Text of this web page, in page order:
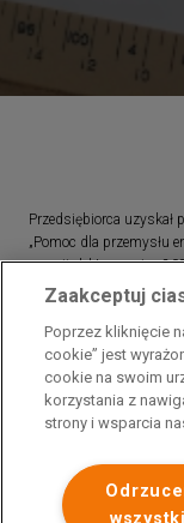
Przedsiębiorca uzyskał
„Pomoc dla przemysłu
energii elektrycznej w
programu rządowego
związana z nagłymi
2022 r.”
Zaakceptuj
Poprzez kliknięcie
cookie” jest
cookie na swoim
korzystania z
strony i wsparcia